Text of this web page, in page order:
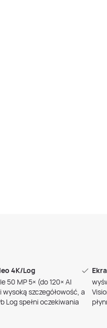
4K/Log
50 MP 5× (do 120× AI
szczegółowość, a
Log spełni oczekiwania